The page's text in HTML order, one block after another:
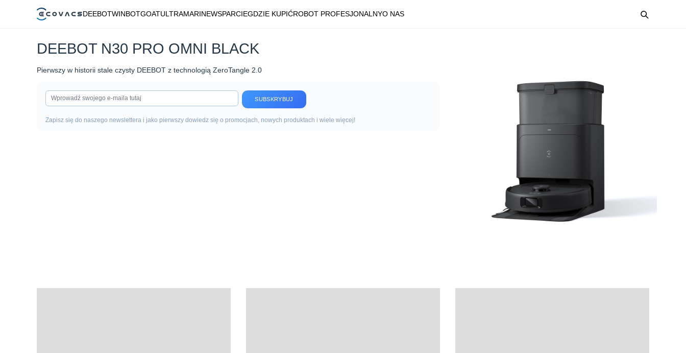
DEEBOTWINBOTGOATULTRAMARINEWSPARCIEGDZIE KUPIĆROBOT PROFESJONALNYO NAS
DEEBOT N30 PRO OMNI BLACK
Pierwszy w historii stale czysty DEEBOT z technologią ZeroTangle 2.0
SUBSKRYBUJ
Zapisz się do naszego newslettera i jako pierwszy dowiedz się o promocjach, nowych produktach i wiele więcej!